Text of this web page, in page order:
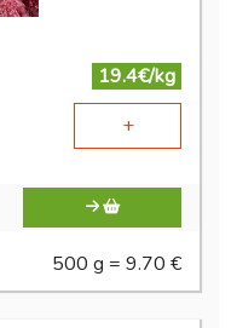
19.4€/kg
+
500 g = 9.70 €